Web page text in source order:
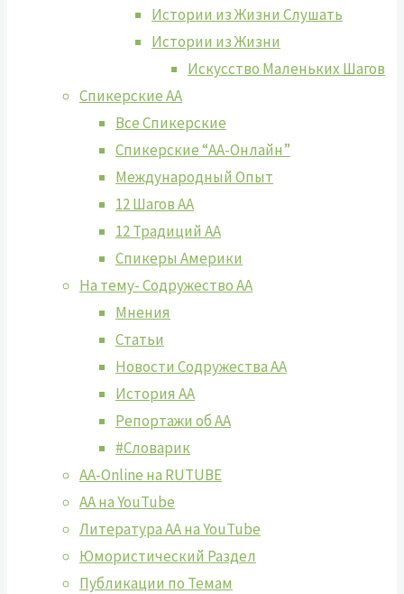
Истории из Жизни Слушать
Истории из Жизни
Искусство Маленьких Шагов
Спикерские АА
Все Спикерские
Спикерские “АА-Онлайн”
Международный Опыт
12 Шагов АА
12 Традиций АА
Спикеры Америки
На тему- Содружество АА
Мнения
Статьи
Новости Содружества АА
История АА
Репортажи об АА
#Словарик
AA-Online на RUTUBE
АA на YouTube
Литература АА на YouTube
Юмористический Раздел
Публикации по Темам